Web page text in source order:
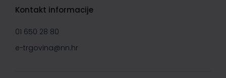
Kontakt informacije
01 650 28 80
e-trgovina@nn.hr